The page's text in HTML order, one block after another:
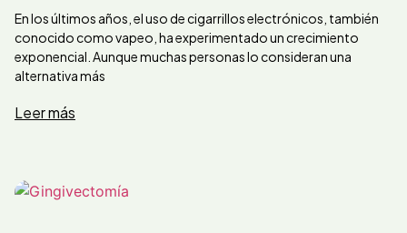
En los últimos años, el uso de cigarrillos electrónicos, también
conocido como vapeo, ha experimentado un crecimiento
exponencial. Aunque muchas personas lo consideran una
alternativa más
Leer más